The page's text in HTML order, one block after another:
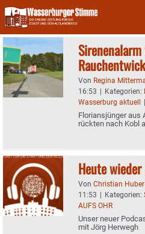
Skip
to
content
Von Regina
16:53 | Kategorien:
Wasserburg aktuell |
Floriansjünger aus
rückten nach Kobl
Heute
Von Christian Huber
11:53 | Kategorien:
AUFS OHR
Unser neuer
mit Jörg Herwegh